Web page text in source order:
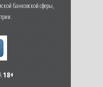
банковской сферы,
18+